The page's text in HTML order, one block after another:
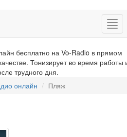
бесплатно на Vo-Radio в прямом
Тонизирует во время работы
трудного дня.
онлайн Пляж